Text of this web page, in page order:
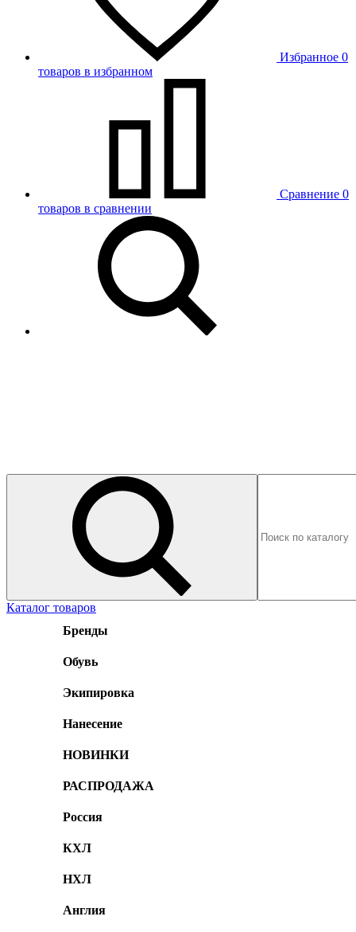
Избранное 0
товаров в избранном
Сравнение 0
товаров в сравнении
Каталог товаров
Бренды
Обувь
Экипировка
Нанесение
НОВИНКИ
РАСПРОДАЖА
Россия
КХЛ
НХЛ
Англия